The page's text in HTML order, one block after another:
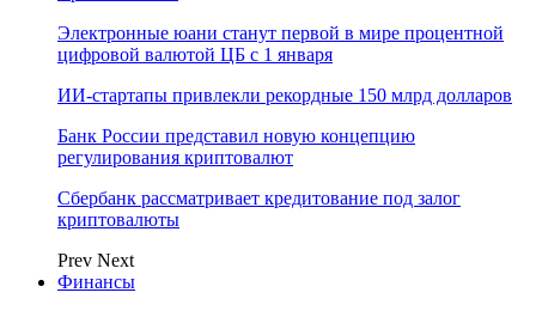
Электронные юани станут первой в мире процентной
цифровой валютой ЦБ с 1 января
ИИ-стартапы привлекли рекордные 150 млрд долларов
Банк России представил новую концепцию
регулирования криптовалют
Сбербанк рассматривает кредитование под залог
криптовалюты
Prev Next
Финансы